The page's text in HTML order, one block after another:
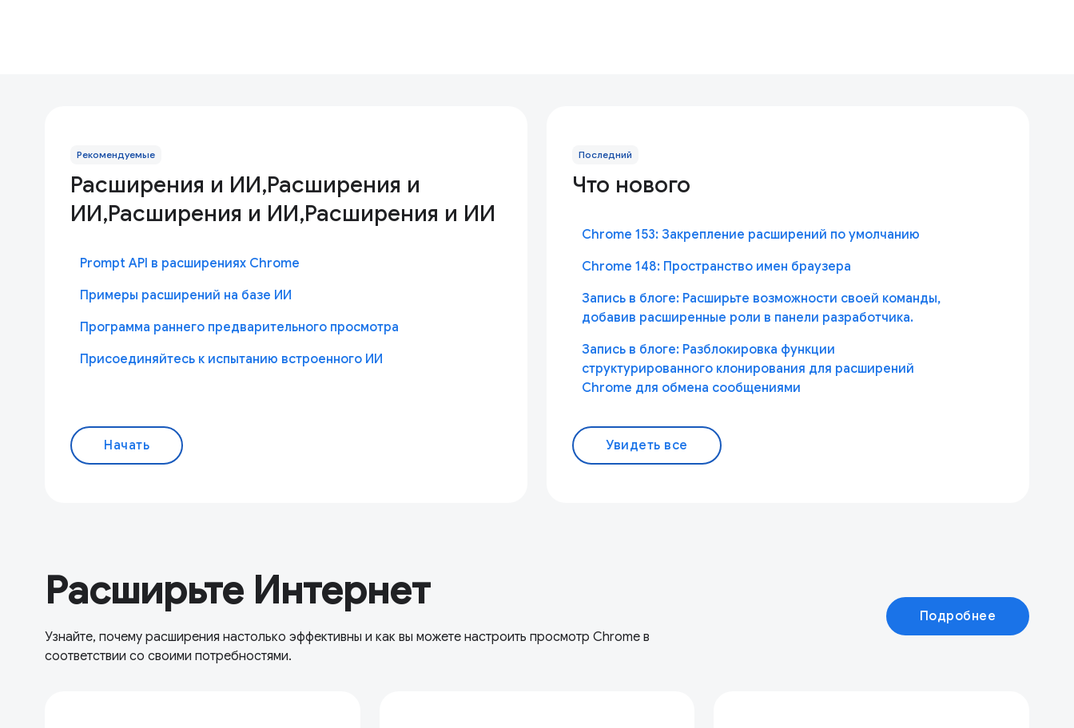
Рекомендуемые
Расширения и ИИ,Расширения и
ИИ,Расширения и ИИ,Расширения и ИИ
Prompt API в расширениях Chrome
Примеры расширений на базе ИИ
Программа раннего предварительного просмотра
Присоединяйтесь к испытанию встроенного ИИ
Начать
Последний
Что нового
Chrome 153: Закрепление расширений по умолчанию
Chrome 148: Пространство имен браузера
Запись в блоге: Расширьте возможности своей команды,
добавив расширенные роли в панели разработчика.
Запись в блоге: Разблокировка функции
структурированного клонирования для расширений
Chrome для обмена сообщениями
Увидеть все
Расширьте Интернет
Узнайте, почему расширения настолько эффективны и как вы можете настроить просмотр Chrome в
соответствии со своими потребностями.
Подробнее